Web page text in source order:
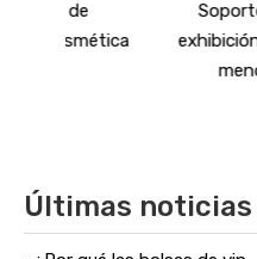
Soporte de
exhibición al por
Últimas noticias